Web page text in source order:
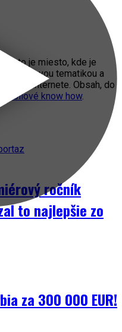
Toto je miesto, kde je
tematikou a
fičí na internete. Obsah, do
know how.
ročník
to najlepšie zo
za 300 000 EUR!